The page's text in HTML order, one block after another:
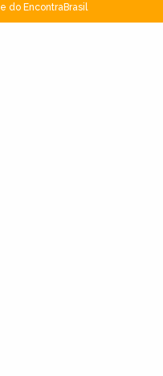
do EncontraBrasil